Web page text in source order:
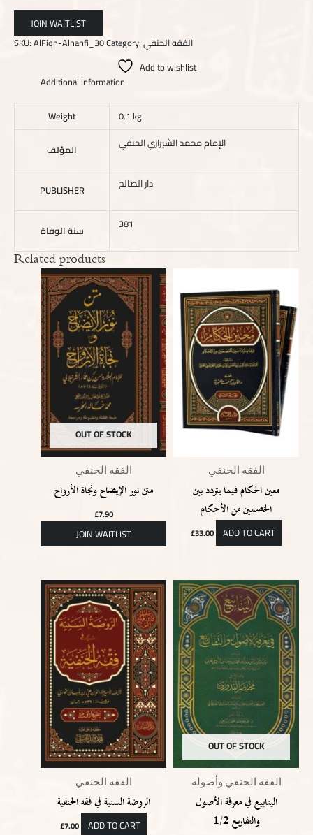
SKU:AlFiqh-Alhanfi_30Category:الفقه الحنفي
Add to wishlist
Additional information
Weight
0.1 kg
المؤلف
الإمام محمد الشيرازي الحنفي
PUBLISHER دار الصالح
سنة الوفاة 381
Related products
OUT OF STOCK
الفقه الحنفي
متن نور الإيضاح ونجاة الأرواح
£7.90
الفقه الحنفي
معين الحكام فيما يتردد بين
الخصمين من الأحكام
£33.00 ADD TO CART
الفقه الحنفي
الروضة السنية في فقه الحنفية
£7.00 ADD TO CART
OUT OF STOCK
الفقه الحنفي وأصوله
الينابيع في معرفة الأصول
والتفاريع 1/2